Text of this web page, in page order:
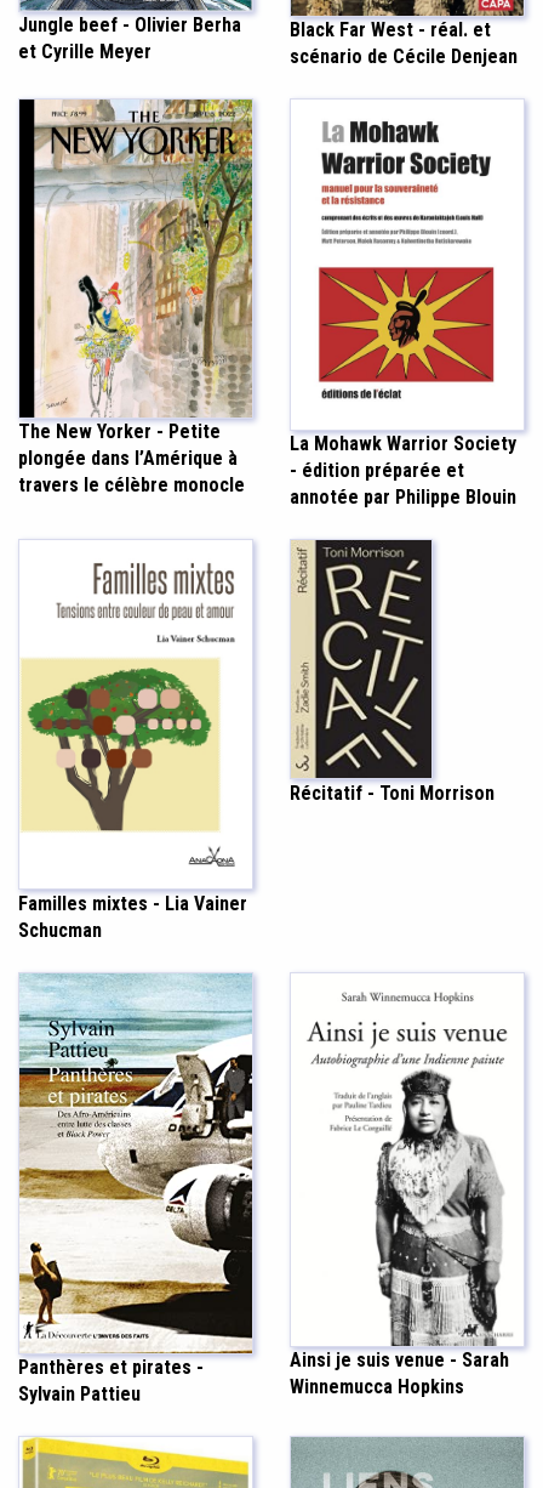
Jungle beef - Olivier Berha
et Cyrille Meyer
Black Far West - réal. et
scénario de Cécile Denjean
The New Yorker - Petite
plongée dans l’Amérique à
travers le célèbre monocle
La Mohawk Warrior Society
- édition préparée et
annotée par Philippe Blouin
Familles mixtes - Lia Vainer
Schucman
Récitatif - Toni Morrison
Panthères et pirates -
Sylvain Pattieu
Ainsi je suis venue - Sarah
Winnemucca Hopkins